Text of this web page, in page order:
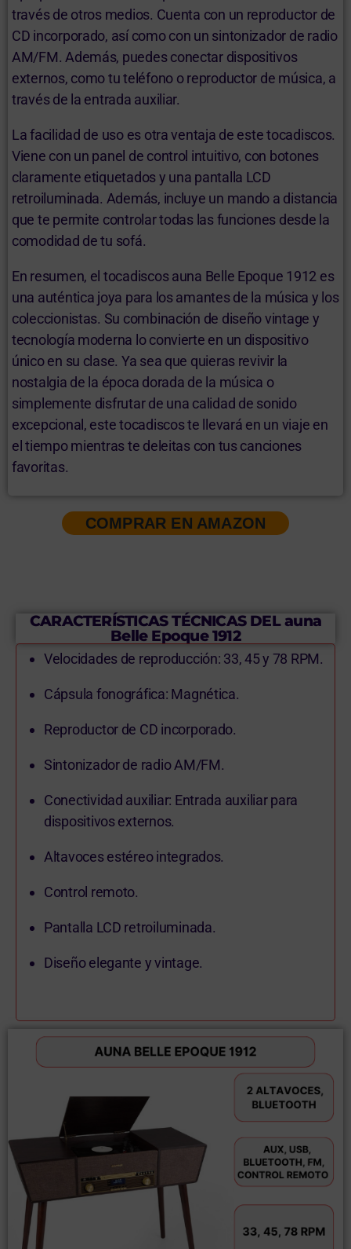
través de otros medios. Cuenta con un reproductor de
CD incorporado, así como con un sintonizador de radio
AM/FM. Además, puedes conectar dispositivos
externos, como tu teléfono o reproductor de música, a
través de la entrada auxiliar.
La facilidad de uso es otra ventaja de este tocadiscos.
Viene con un panel de control intuitivo, con botones
claramente etiquetados y una pantalla LCD
retroiluminada. Además, incluye un mando a distancia
que te permite controlar todas las funciones desde la
comodidad de tu sofá.
En resumen, el tocadiscos auna Belle Epoque 1912 es
una auténtica joya para los amantes de la música y los
coleccionistas. Su combinación de diseño vintage y
tecnología moderna lo convierte en un dispositivo
único en su clase. Ya sea que quieras revivir la
nostalgia de la época dorada de la música o
simplemente disfrutar de una calidad de sonido
excepcional, este tocadiscos te llevará en un viaje en
el tiempo mientras te deleitas con tus canciones
favoritas.
COMPRAR EN AMAZON
CARACTERÍSTICAS TÉCNICAS DEL auna
Belle Epoque 1912
Velocidades de reproducción: 33, 45 y 78 RPM.
Cápsula fonográfica: Magnética.
Reproductor de CD incorporado.
Sintonizador de radio AM/FM.
Conectividad auxiliar: Entrada auxiliar para
dispositivos externos.
Altavoces estéreo integrados.
Control remoto.
Pantalla LCD retroiluminada.
Diseño elegante y vintage.